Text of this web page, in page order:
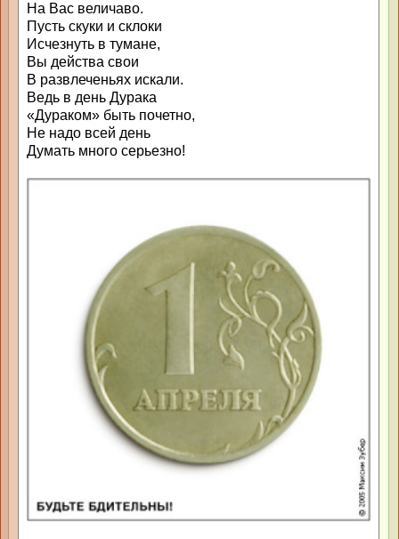
На Вас величаво.
Пусть скуки и склоки
Исчезнуть в тумане,
Вы действа свои
В развлеченьях искали.
Ведь в день Дурака
«Дураком» быть почетно,
Не надо всей день
Думать много серьезно!